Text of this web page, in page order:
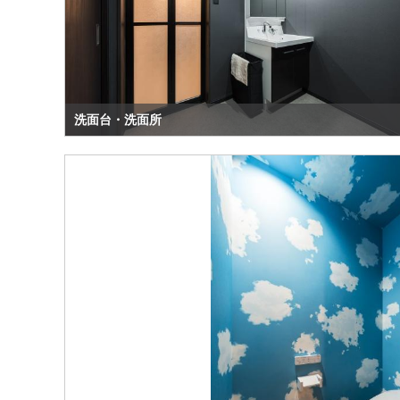
洗面台・洗面所